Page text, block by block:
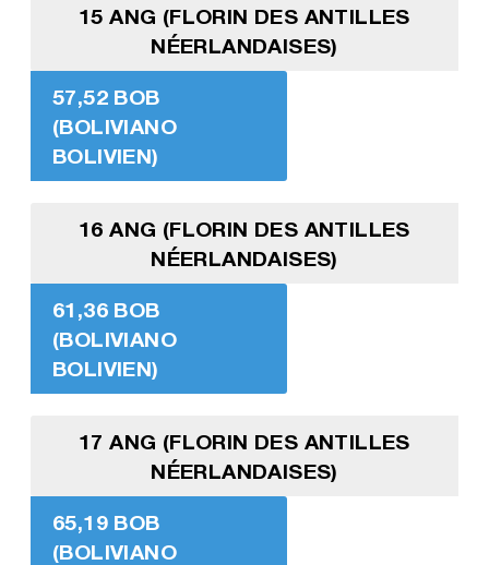
15 ANG (FLORIN DES ANTILLES
NÉERLANDAISES)
57,52 BOB
(BOLIVIANO
BOLIVIEN)
16 ANG (FLORIN DES ANTILLES
NÉERLANDAISES)
61,36 BOB
(BOLIVIANO
BOLIVIEN)
17 ANG (FLORIN DES ANTILLES
NÉERLANDAISES)
65,19 BOB
(BOLIVIANO